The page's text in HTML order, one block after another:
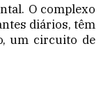
O complexo
diários, têm
um circuito de